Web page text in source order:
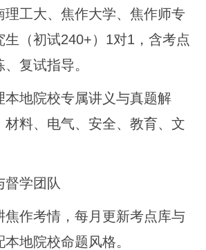
理工大、焦作大学、焦作师专
生（初试240+）1对1，含考点
复试指导。
本地院校专属讲义与真题解
材料、电气、安全、教育、文
督学团队
焦作考情，每月更新考点库与
地院校命题风格。